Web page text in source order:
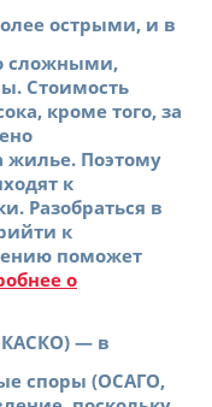
острыми, и в
сложными,
Стоимость
кроме того, за
жилье. Поэтому
к
Разобраться в
к
поможет
о
— в
споры (ОСАГО,